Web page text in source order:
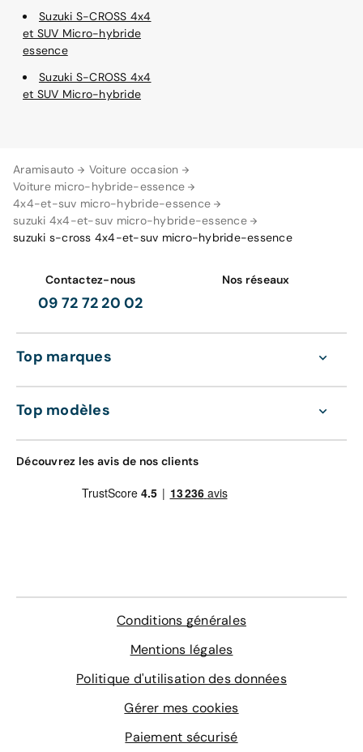
Aramisauto
Voiture occasion
Voiture micro-hybride-essence
4x4-et-suv micro-hybride-essence
suzuki 4x4-et-suv micro-hybride-essence
suzuki s-cross 4x4-et-suv micro-hybride-essence
Suzuki S-CROSS 4x4
et SUV Micro-hybride
essence
Suzuki S-CROSS 4x4
et SUV Micro-hybride
Contactez-nous
09 72 72 20 02
Nos réseaux
Top marques
Top modèles
Découvrez les avis de nos clients
Conditions générales
Mentions légales
Politique d'utilisation des données
Gérer mes cookies
Paiement sécurisé